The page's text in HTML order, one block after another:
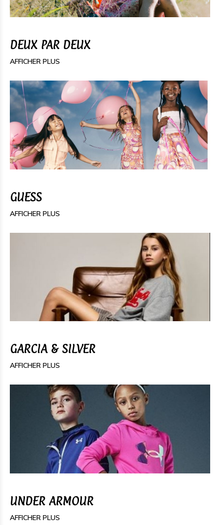
DEUX PAR DEUX
AFFICHER PLUS
GUESS
AFFICHER PLUS
GARCIA & SILVER
AFFICHER PLUS
UNDER ARMOUR
AFFICHER PLUS